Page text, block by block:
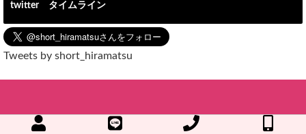
twitter タイムライン
Tweets by short_hiramatsu